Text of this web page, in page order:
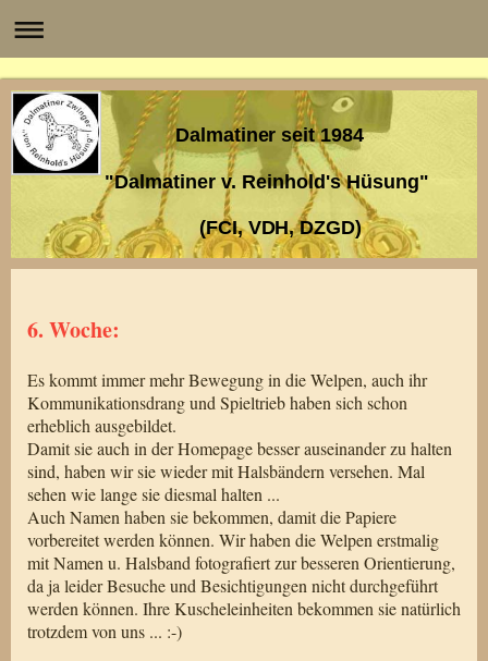
Dalmatiner seit 1984
"Dalmatiner v. Reinhold's Hüsung"
(FCI, VDH, DZGD)
6. Woche:
Es kommt immer mehr Bewegung in die Welpen, auch ihr
Kommunikationsdrang und Spieltrieb haben sich schon
erheblich ausgebildet.
Damit sie auch in der Homepage besser auseinander zu halten
sind, haben wir sie wieder mit Halsbändern versehen. Mal
sehen wie lange sie diesmal halten ...
Auch Namen haben sie bekommen, damit die Papiere
vorbereitet werden können. Wir haben die Welpen erstmalig
mit Namen u. Halsband fotografiert zur besseren Orientierung,
da ja leider Besuche und Besichtigungen nicht durchgeführt
werden können. Ihre Kuscheleinheiten bekommen sie natürlich
trotzdem von uns ... :-)